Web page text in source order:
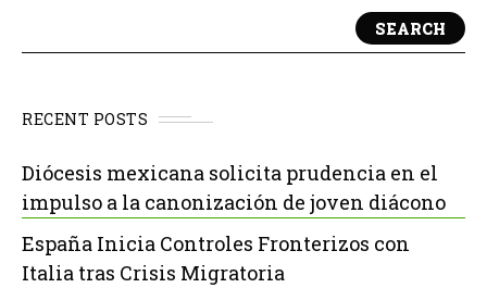
SEARCH
RECENT POSTS
Diócesis mexicana solicita prudencia en el
impulso a la canonización de joven diácono
España Inicia Controles Fronterizos con
Italia tras Crisis Migratoria